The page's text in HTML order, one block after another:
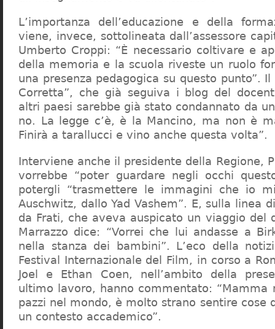
L’importanza dell’educazione e della
viene, invece, sottolineata dall’assessore
Umberto Croppi: “È necessario coltivare e
della memoria e la scuola riveste un ruolo
una presenza pedagogica su questo punto”.
Corretta”, che già seguiva i blog del
altri paesi sarebbe già stato condannato da
no. La legge c’è, è la Mancino, ma non è
Finirà a tarallucci e vino anche questa volta”.
Interviene anche il presidente della Regione,
vorrebbe “poter guardare negli occhi
potergli “trasmettere le immagini che io
Auschwitz, dallo Yad Vashem”. E, sulla linea
da Frati, che aveva auspicato un viaggio del
Marrazzo dice: “Vorrei che lui andasse a
nella stanza dei bambini”. L’eco della
Festival Internazionale del Film, in corso a
Joel e Ethan Coen, nell’ambito della
ultimo lavoro, hanno commentato: “Mamma
pazzi nel mondo, è molto strano sentire cose
un contesto accademico”.